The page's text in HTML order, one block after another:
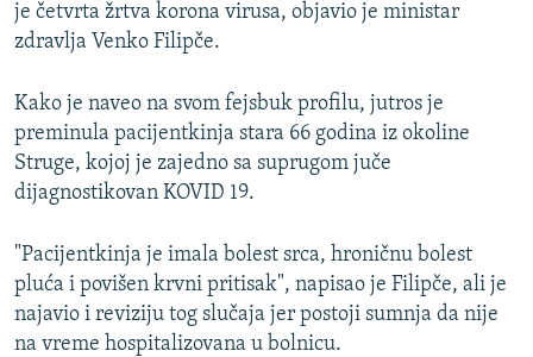
POST SCRIPTUM
TRI DECENIJE OD RATA U BIH
SVE KARTE DEJTONA
NASTANAK I RASPAD JUGOSLAVIJE
je četvrta žrtva korona virusa, objavio je ministar
zdravlja Venko Filipče.
Kako je naveo na svom fejsbuk profilu, jutros je
preminula pacijentkinja stara 66 godina iz okoline
Struge, kojoj je zajedno sa suprugom juče
dijagnostikovan KOVID 19.
"Pacijentkinja je imala bolest srca, hroničnu bolest
pluća i povišen krvni pritisak", napisao je Filipče, ali je
najavio i reviziju tog slučaja jer postoji sumnja da nije
na vreme hospitalizovana u bolnicu.